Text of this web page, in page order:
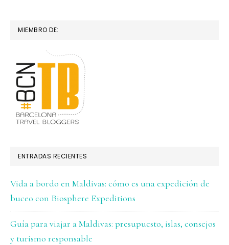
MIEMBRO DE:
ENTRADAS RECIENTES
Vida a bordo en Maldivas: cómo es una expedición de
buceo con Biosphere Expeditions
Guía para viajar a Maldivas: presupuesto, islas, consejos
y turismo responsable